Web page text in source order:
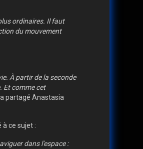
ordinaires. Il faut
du mouvement
À partir de la seconde
Et comme cet
partagé Anastasia
ce sujet :
dans l'espace :